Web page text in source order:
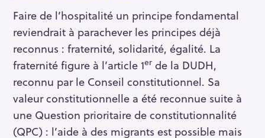
Faire de l’hospitalité un principe fondamental
reviendrait à parachever les principes déjà
reconnus : fraternité, solidarité, égalité. La
fraternité figure à l’article 1er de la DUDH,
reconnu par le Conseil constitutionnel. Sa
valeur constitutionnelle a été reconnue suite à
une Question prioritaire de constitutionnalité
(QPC) : l’aide à des migrants est possible mais